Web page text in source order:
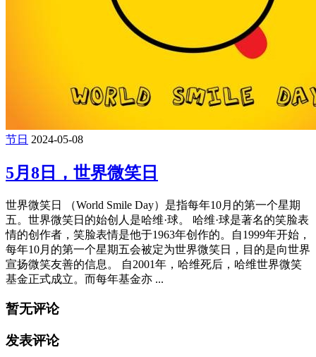
节日 2024-05-08
5月8日，世界微笑日
世界微笑日 （World Smile Day）是指每年10月的第一个星期
五。世界微笑日的始创人是哈维·球。 哈维·球是著名的笑脸表
情的创作者，笑脸表情是他于1963年创作的。自1999年开始，
每年10月的第一个星期五会被定为世界微笑日，目的是向世界
宣扬微笑友善的信息。 自2001年，哈维死后，哈维世界微笑
基金正式成立。而每年基金亦 ...
暂无评论
发表评论